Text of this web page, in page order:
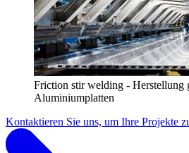
Friction stir welding - Herstellung
Aluminiumplatten
Kontaktieren Sie uns, um Ihre Projekte